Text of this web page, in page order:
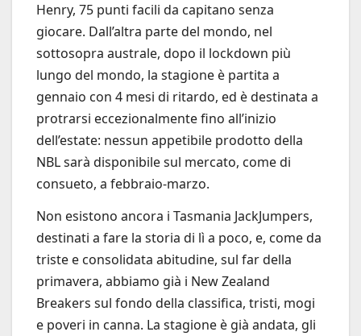
Henry, 75 punti facili da capitano senza
giocare. Dall’altra parte del mondo, nel
sottosopra australe, dopo il lockdown più
lungo del mondo, la stagione è partita a
gennaio con 4 mesi di ritardo, ed è destinata a
protrarsi eccezionalmente fino all’inizio
dell’estate: nessun appetibile prodotto della
NBL sarà disponibile sul mercato, come di
consueto, a febbraio-marzo.
Non esistono ancora i Tasmania JackJumpers,
destinati a fare la storia di lì a poco, e, come da
triste e consolidata abitudine, sul far della
primavera, abbiamo già i New Zealand
Breakers sul fondo della classifica, tristi, mogi
e poveri in canna. La stagione è già andata, gli